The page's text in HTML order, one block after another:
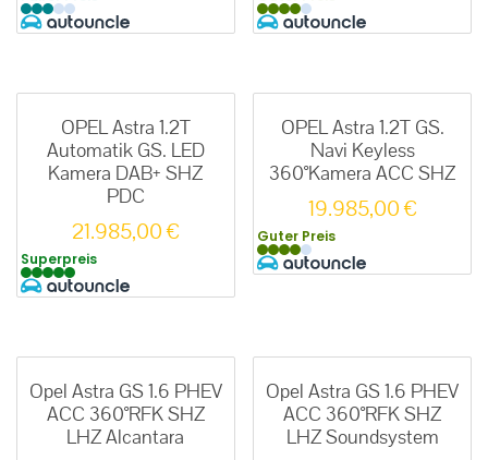
OPEL Astra 1.2T
Automatik GS. LED
Kamera DAB+ SHZ
PDC
21.985,00€
Superpreis
OPEL Astra 1.2T GS.
Navi Keyless
360°Kamera ACC SHZ
19.985,00€
Guter Preis
Opel Astra GS 1.6 PHEV
ACC 360°RFK SHZ
LHZ Alcantara
Opel Astra GS 1.6 PHEV
ACC 360°RFK SHZ
LHZ Soundsystem